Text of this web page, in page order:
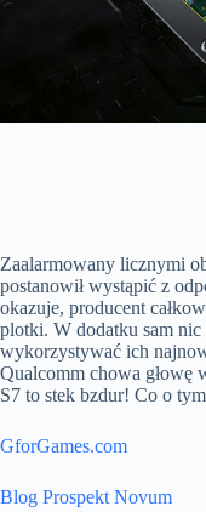
Zaalarmowany licznymi
postanowił wystąpić z
okazuje, producent
plotki. W dodatku sam nic
wykorzystywać ich
Qualcomm chowa głowę
S7 to stek bzdur! Co o
GforGames.com
Blog Prospekt Novum